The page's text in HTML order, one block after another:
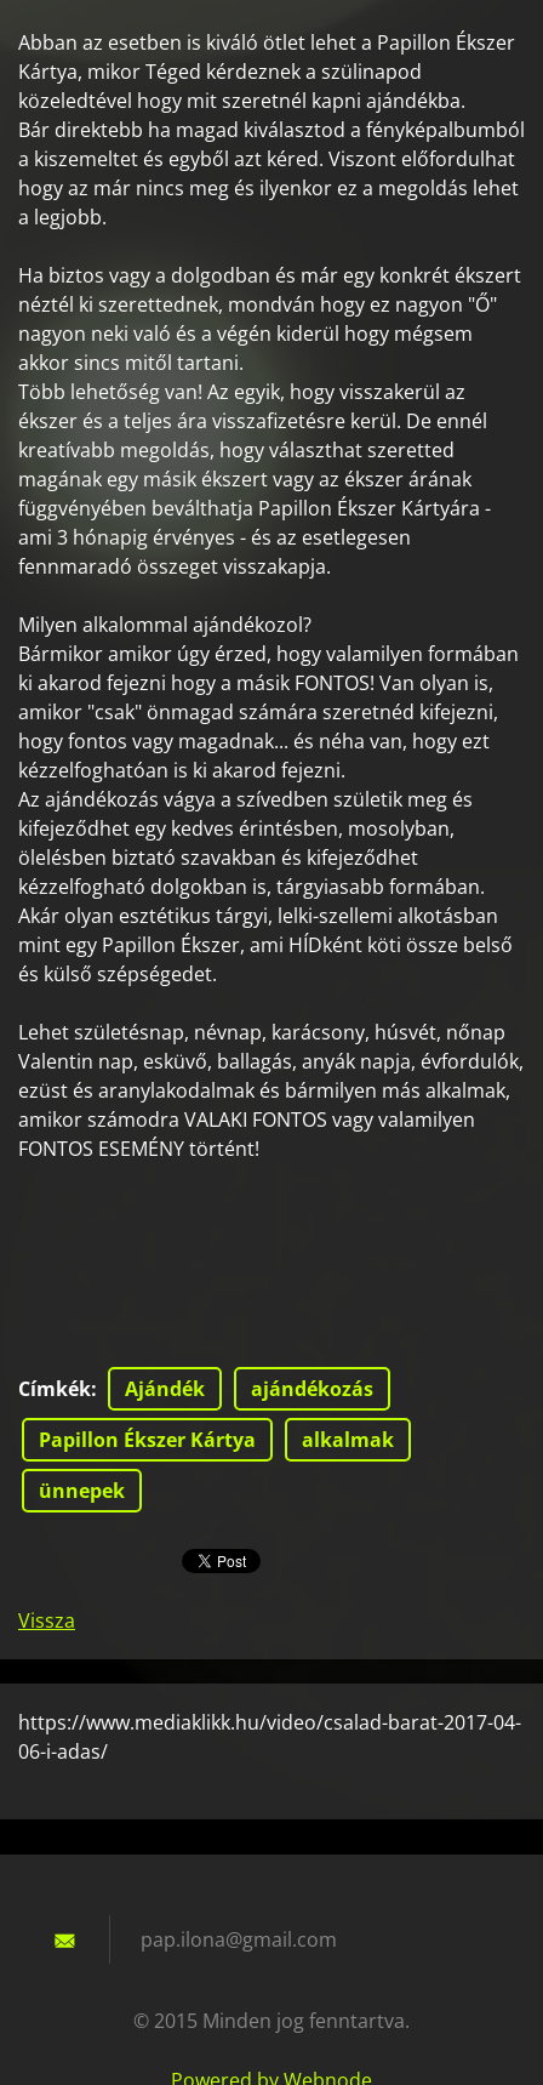
Abban az esetben is kiváló ötlet lehet a Papillon Ékszer
Kártya, mikor Téged kérdeznek a szülinapod
közeledtével hogy mit szeretnél kapni ajándékba.
Bár direktebb ha magad kiválasztod a fényképalbumból
a kiszemeltet és egyből azt kéred. Viszont előfordulhat
hogy az már nincs meg és ilyenkor ez a megoldás lehet
a legjobb.
Ha biztos vagy a dolgodban és már egy konkrét ékszert
néztél ki szerettednek, mondván hogy ez nagyon "Ő"
nagyon neki való és a végén kiderül hogy mégsem
akkor sincs mitől tartani.
Több lehetőség van! Az egyik, hogy visszakerül az
ékszer és a teljes ára visszafizetésre kerül. De ennél
kreatívabb megoldás, hogy választhat szeretted
magának egy másik ékszert vagy az ékszer árának
függvényében beválthatja Papillon Ékszer Kártyára -
ami 3 hónapig érvényes - és az esetlegesen
fennmaradó összeget visszakapja.
Milyen alkalommal ajándékozol?
Bármikor amikor úgy érzed, hogy valamilyen formában
ki akarod fejezni hogy a másik FONTOS! Van olyan is,
amikor "csak" önmagad számára szeretnéd kifejezni,
hogy fontos vagy magadnak... és néha van, hogy ezt
kézzelfoghatóan is ki akarod fejezni.
Az ajándékozás vágya a szívedben születik meg és
kifejeződhet egy kedves érintésben, mosolyban,
ölelésben biztató szavakban és kifejeződhet
kézzelfogható dolgokban is, tárgyiasabb formában.
Akár olyan esztétikus tárgyi, lelki-szellemi alkotásban
mint egy Papillon Ékszer, ami HÍDként köti össze belső
és külső szépségedet.
Lehet születésnap, névnap, karácsony, húsvét, nőnap
Valentin nap, esküvő, ballagás, anyák napja, évfordulók,
ezüst és aranylakodalmak és bármilyen más alkalmak,
amikor számodra VALAKI FONTOS vagy valamilyen
FONTOS ESEMÉNY történt!
Címkék: Ajándék
ajándékozás
Papillon Ékszer Kártya
alkalmak
ünnepek
Vissza
https://www.mediaklikk.hu/video/csalad-barat-2017-04-
06-i-adas/
pap.ilona@gmail.com
© 2015 Minden jog fenntartva.